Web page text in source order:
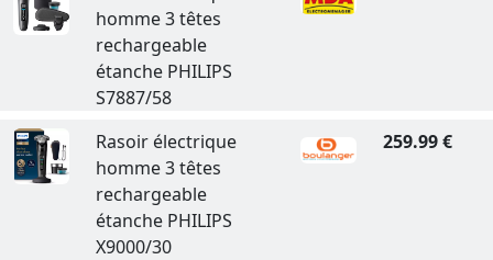
homme 3 têtes
rechargeable
étanche PHILIPS
S7887/58
Rasoir électrique
homme 3 têtes
rechargeable
étanche PHILIPS
X9000/30
259.99 €